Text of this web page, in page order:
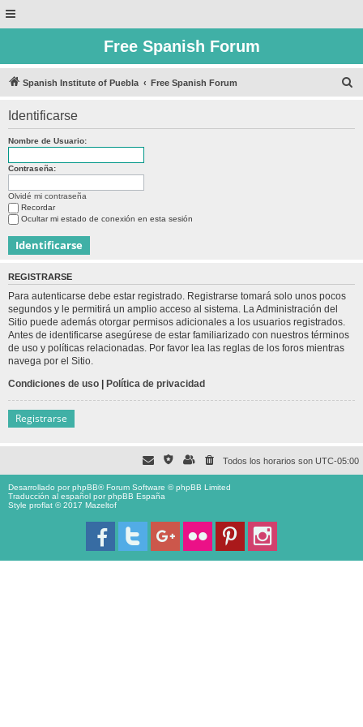
Free Spanish Forum
Spanish Institute of Puebla Free Spanish Forum
Identificarse
Nombre de Usuario:
Contraseña:
Olvidé mi contraseña
Recordar
Ocultar mi estado de conexión en esta sesión
REGISTRARSE
Para autenticarse debe estar registrado. Registrarse tomará solo unos pocos
segundos y le permitirá un amplio acceso al sistema. La Administración del
Sitio puede además otorgar permisos adicionales a los usuarios registrados.
Antes de identificarse asegúrese de estar familiarizado con nuestros términos
de uso y políticas relacionadas. Por favor lea las reglas de los foros mientras
navega por el Sitio.
Condiciones de uso | Política de privacidad
Registrarse
Todos los horarios son UTC-05:00
Desarrollado porphpBB® Forum Software © phpBB Limited
Traducción al español porphpBB España
Style proflat © 2017 Mazeltof